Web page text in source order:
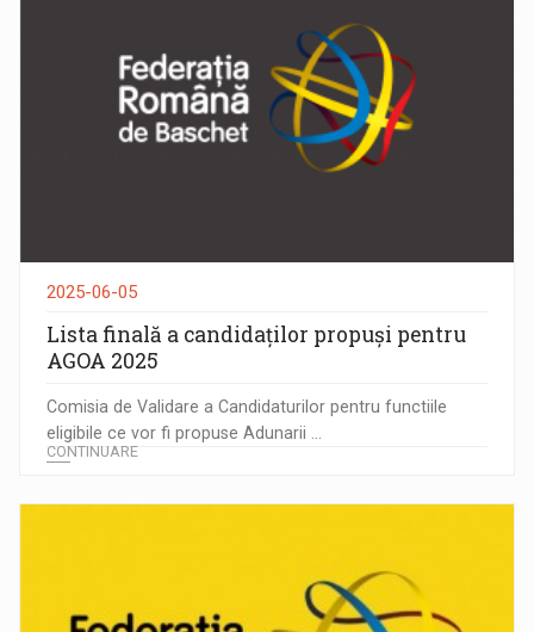
2025-06-05
Lista finală a candidaților propuși pentru
AGOA 2025
Comisia de Validare a Candidaturilor pentru functiile
eligibile ce vor fi propuse Adunarii ...
CONTINUARE